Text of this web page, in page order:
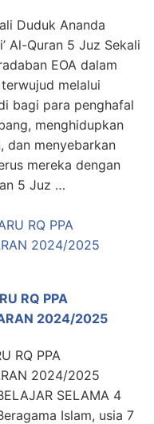
Duduk Ananda
Al-Quran 5 Juz Sekali
EOA dalam
melalui
bagi para penghafal
menghidupkan
dan menyebarkan
mereka dengan
5 Juz …
RQ PPA
2024/2025
RQ PPA
2024/2025
SELAMA 4
Islam, usia 7